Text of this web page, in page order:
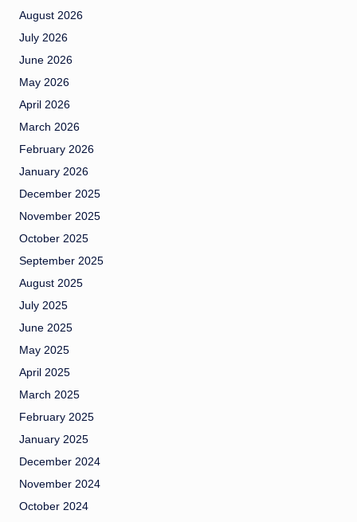
August 2026
July 2026
June 2026
May 2026
April 2026
March 2026
February 2026
January 2026
December 2025
November 2025
October 2025
September 2025
August 2025
July 2025
June 2025
May 2025
April 2025
March 2025
February 2025
January 2025
December 2024
November 2024
October 2024